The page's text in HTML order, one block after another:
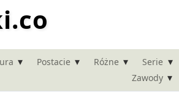
▾ Postacie ▾ Różne ▾ Serie ▾
Zawody ▾